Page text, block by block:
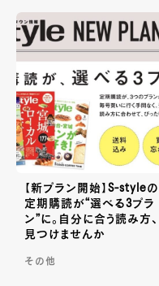
【新プラン開始】S-styleの
定期購読が“選べる3プラ
ン”に。自分に合う読み方、
見つけませんか
その他